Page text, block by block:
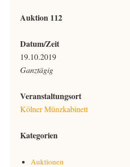
Auktion 112
Datum/Zeit
19.10.2019
Ganztägig
Veranstaltungsort
Kölner Münzkabinett
Kategorien
Auktionen